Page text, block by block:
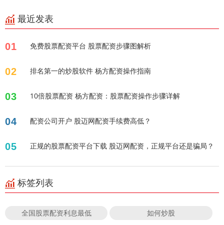
最近发表
01 免费股票配资平台 股票配资步骤图解析
02 排名第一的炒股软件 杨方配资操作指南
03 10倍股票配资 杨方配资：股票配资操作步骤详解
04 配资公司开户 股迈网配资手续费高低？
05 正规的股票配资平台下载 股迈网配资，正规平台还是骗局？
标签列表
全国股票配资利息最低 如何炒股